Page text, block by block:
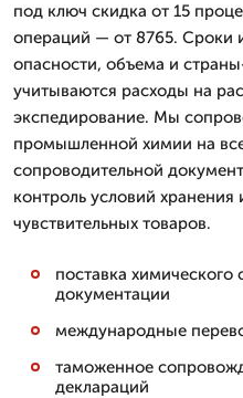
под ключ скидка от 15
операций — от 8765. Сроки
опасности, объема и
учитываются расходы на
экспедирование. Мы
промышленной химии на
сопроводительной
контроль условий
чувствительных товаров.
поставка химического
документации
международные
таможенное
деклараций